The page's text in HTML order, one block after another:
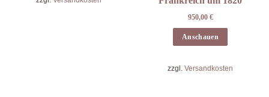
950,00 €
Anschauen
zzgl. Versandkosten